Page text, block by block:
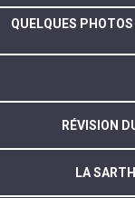
QUELQUES
RÉVISION
LA